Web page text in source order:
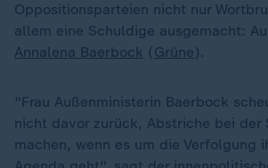
Oppositionsparteien nicht nur
allem eine Schuldige ausgemacht:
Annalena Baerbock (Grüne).
"Frau Außenministerin Baerbock
nicht davor zurück, Abstriche bei der
machen, wenn es um die Verfolgung